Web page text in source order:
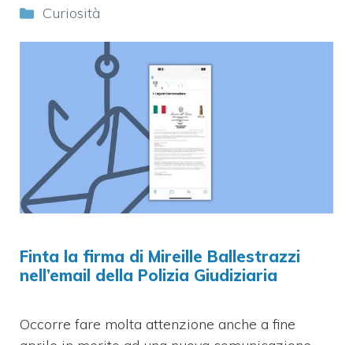
Categorie
Curiosità
Finta la firma di Mireille Ballestrazzi
nell’email della Polizia Giudiziaria
Occorre fare molta attenzione anche a fine